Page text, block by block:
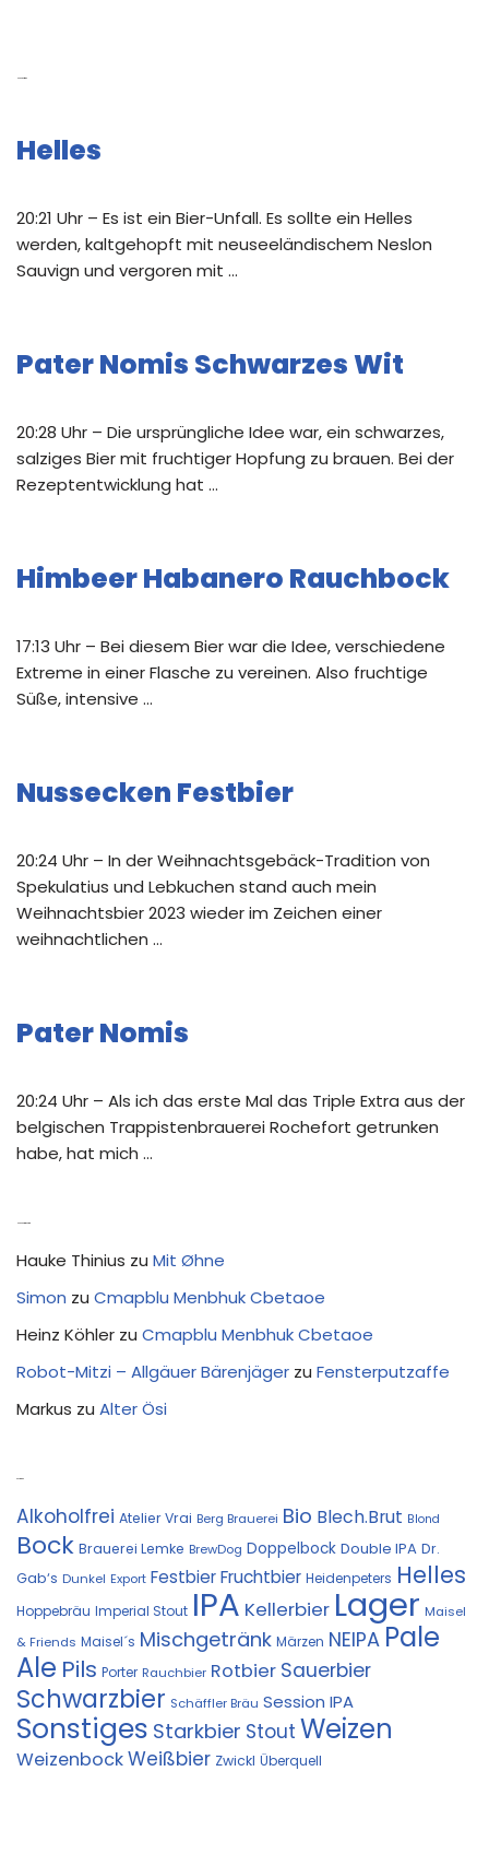
Helles
20:21 Uhr – Es ist ein Bier-Unfall. Es sollte ein Helles
werden, kaltgehopft mit neuseeländischem Neslon
Sauvign und vergoren mit …
Pater Nomis Schwarzes Wit
20:28 Uhr – Die ursprüngliche Idee war, ein schwarzes,
salziges Bier mit fruchtiger Hopfung zu brauen. Bei der
Rezeptentwicklung hat …
Himbeer Habanero Rauchbock
17:13 Uhr – Bei diesem Bier war die Idee, verschiedene
Extreme in einer Flasche zu vereinen. Also fruchtige
Süße, intensive …
Nussecken Festbier
20:24 Uhr – In der Weihnachtsgebäck-Tradition von
Spekulatius und Lebkuchen stand auch mein
Weihnachtsbier 2023 wieder im Zeichen einer
weihnachtlichen …
Pater Nomis
20:24 Uhr – Als ich das erste Mal das Triple Extra aus der
belgischen Trappistenbrauerei Rochefort getrunken
habe, hat mich …
Hauke Thinius zu Mit Øhne
Simon zu Cmapblu Menbhuk Cbetaoe
Heinz Köhler zu Cmapblu Menbhuk Cbetaoe
Robot-Mitzi – Allgäuer Bärenjäger zu Fensterputzaffe
Markus zu Alter Ösi
Alkoholfrei Atelier Vrai Berg Brauerei Bio Blech.Brut Blond
Bock Brauerei Lemke BrewDog Doppelbock Double IPA Dr.
Gab‘s Dunkel Export FestbierFruchtbier Heidenpeters Helles
Hoppebräu Imperial Stout IPA Kellerbier Lager Maisel
& Friends Maisel´s Mischgetränk Märzen NEIPA Pale
Ale Pils Porter Rauchbier Rotbier Sauerbier
Schwarzbier Schäffler Bräu Session IPA
Sonstiges Starkbier Stout Weizen
WeizenbockWeißbier Zwickl Überquell